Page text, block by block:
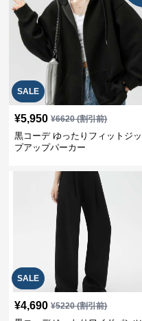
SALE
¥5,950 ¥6620(割引前)
黒コーデ ゆったりフィットジッ
プアップパーカー
SALE
¥4,690 ¥5220(割引前)